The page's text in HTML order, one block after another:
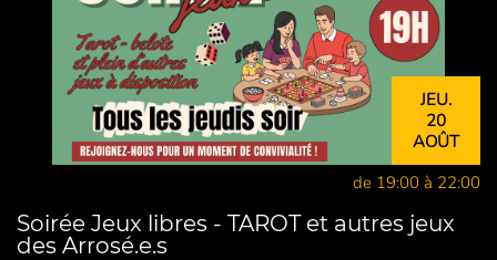
JEU.
20
AOÛT
de 19:00 à 22:00
Soirée Jeux libres - TAROT et autres jeux
des Arrosé.e.s